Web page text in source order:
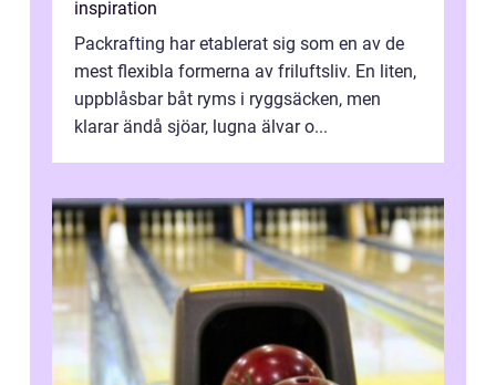
inspiration
Packrafting har etablerat sig som en av de
mest flexibla formerna av friluftsliv. En liten,
uppblåsbar båt ryms i ryggsäcken, men
klarar ändå sjöar, lugna älvar o...